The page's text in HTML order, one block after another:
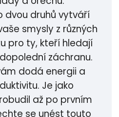
dvou druhů vytváří
smysly z různých
pro ty, kteří hledají
záchranu.
dodá energii a
Je jako
až po prvním
se unést touto